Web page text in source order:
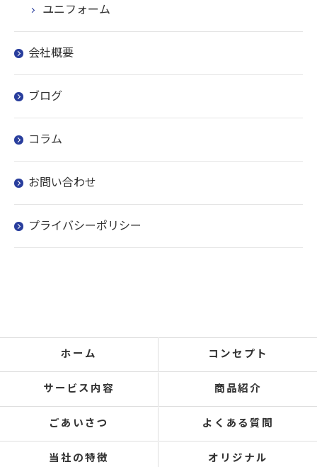
ユニフォーム
会社概要
ブログ
コラム
お問い合わせ
プライバシーポリシー
ホーム コンセプト
サービス内容 商品紹介
ごあいさつ よくある質問
当社の特徴 オリジナル